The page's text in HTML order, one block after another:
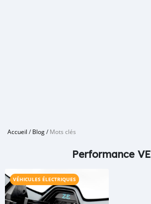
Accueil /Blog/Mots clés
Performance VE
VÉHICULES ÉLECTRIQUES